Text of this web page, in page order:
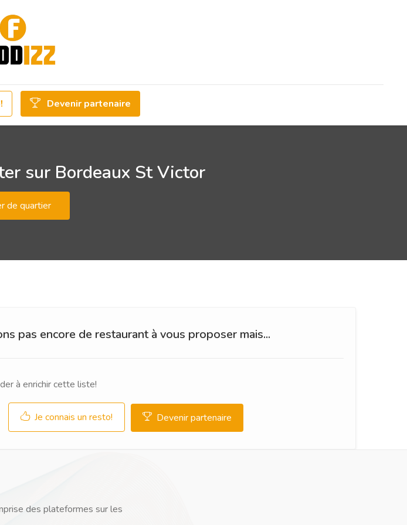
Devenir partenaire
sur Bordeaux St Victor
de quartier
pas encore de restaurant à vous proposer mais...
à enrichir cette liste!
Je connais un resto! Devenir partenaire
des plateformes sur les